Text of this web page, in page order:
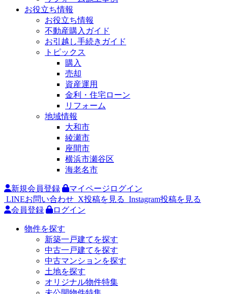
お役立ち情報
お役立ち情報
不動産購入ガイド
お引越し手続きガイド
トピックス
購入
売却
資産運用
金利・住宅ローン
リフォーム
地域情報
大和市
綾瀬市
座間市
横浜市瀬谷区
海老名市
新規会員登録
マイページログイン
LINEお問い合わせ X投稿を見る Instagram投稿を見る
会員登録
ログイン
物件を探す
新築一戸建てを探す
中古一戸建てを探す
中古マンションを探す
土地を探す
オリジナル物件特集